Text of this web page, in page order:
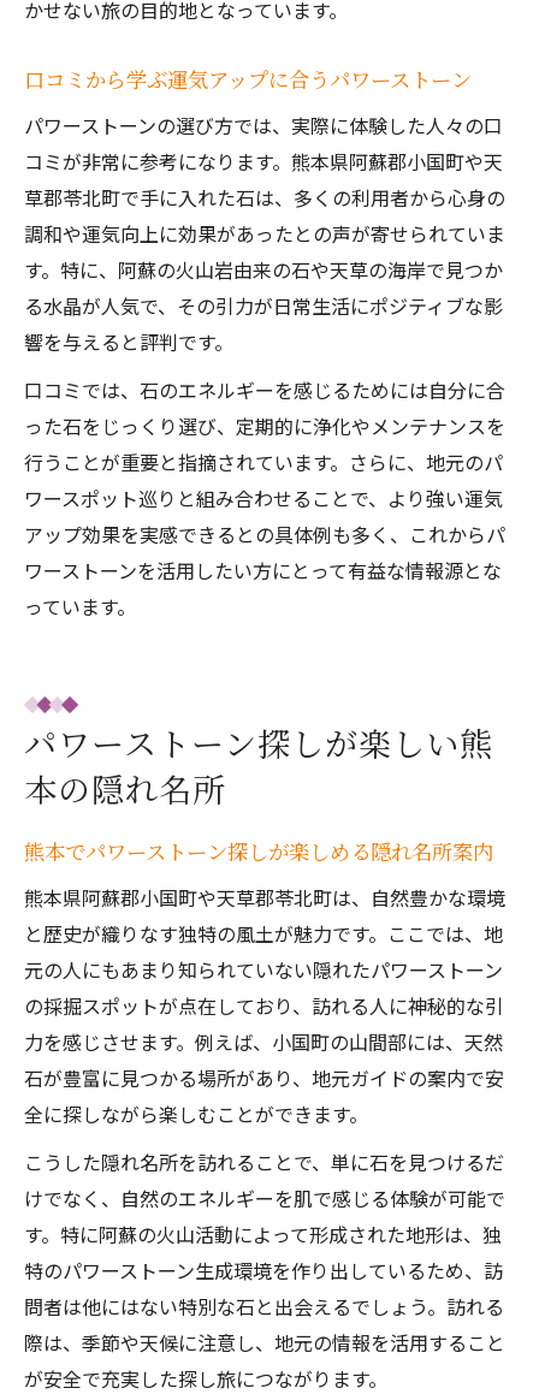
かせない旅の目的地となっています。
口コミから学ぶ運気アップに合うパワーストーン
パワーストーンの選び方では、実際に体験した人々の口
コミが非常に参考になります。熊本県阿蘇郡小国町や天
草郡苓北町で手に入れた石は、多くの利用者から心身の
調和や運気向上に効果があったとの声が寄せられていま
す。特に、阿蘇の火山岩由来の石や天草の海岸で見つか
る水晶が人気で、その引力が日常生活にポジティブな影
響を与えると評判です。
口コミでは、石のエネルギーを感じるためには自分に合
った石をじっくり選び、定期的に浄化やメンテナンスを
行うことが重要と指摘されています。さらに、地元のパ
ワースポット巡りと組み合わせることで、より強い運気
アップ効果を実感できるとの具体例も多く、これからパ
ワーストーンを活用したい方にとって有益な情報源とな
っています。
パワーストーン探しが楽しい熊
本の隠れ名所
熊本でパワーストーン探しが楽しめる隠れ名所案内
熊本県阿蘇郡小国町や天草郡苓北町は、自然豊かな環境
と歴史が織りなす独特の風土が魅力です。ここでは、地
元の人にもあまり知られていない隠れたパワーストーン
の採掘スポットが点在しており、訪れる人に神秘的な引
力を感じさせます。例えば、小国町の山間部には、天然
石が豊富に見つかる場所があり、地元ガイドの案内で安
全に探しながら楽しむことができます。
こうした隠れ名所を訪れることで、単に石を見つけるだ
けでなく、自然のエネルギーを肌で感じる体験が可能で
す。特に阿蘇の火山活動によって形成された地形は、独
特のパワーストーン生成環境を作り出しているため、訪
問者は他にはない特別な石と出会えるでしょう。訪れる
際は、季節や天候に注意し、地元の情報を活用すること
が安全で充実した探し旅につながります。